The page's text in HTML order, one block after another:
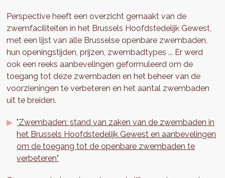
Perspective heeft een overzicht gemaakt van de
zwemfaciliteiten in het Brussels Hoofdstedelijk Gewest,
met een lijst van alle Brusselse openbare zwembaden,
hun openingstijden, prijzen, zwembadtypes ... Er werd
ook een reeks aanbevelingen geformuleerd om de
toegang tot deze zwembaden en het beheer van de
voorzieningen te verbeteren en het aantal zwembaden
uit te breiden.
"Zwembaden: stand van zaken van de zwembaden in
het Brussels Hoofdstedelijk Gewest en aanbevelingen
om de toegang tot de openbare zwembaden te
verbeteren"